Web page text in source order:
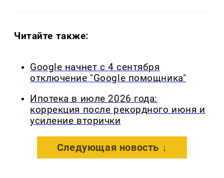
Читайте также:
Google начнет с 4 сентября
отключение "Google помощника"
Ипотека в июле 2026 года:
коррекция после рекордного июня и
усиление вторички
Следующая новость ↓